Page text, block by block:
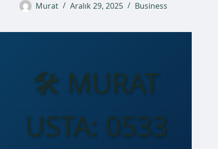
Murat Aralık 29, 2025 Business
🛠️ MURAT
USTA: 0533